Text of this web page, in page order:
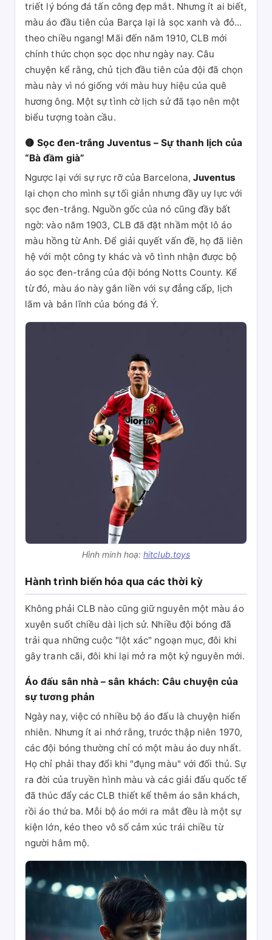
triết lý bóng đá tấn công đẹp mắt. Nhưng ít ai biết,
màu áo đầu tiên của Barça lại là sọc xanh và đỏ...
theo chiều ngang! Mãi đến năm 1910, CLB mới
chính thức chọn sọc dọc như ngày nay. Câu
chuyện kể rằng, chủ tịch đầu tiên của đội đã chọn
màu này vì nó giống với màu huy hiệu của quê
hương ông. Một sự tình cờ lịch sử đã tạo nên một
biểu tượng toàn cầu.
🟡 Sọc đen-trắng Juventus – Sự thanh lịch của
“Bà đầm già”
Ngược lại với sự rực rỡ của Barcelona,Juventus
lại chọn cho mình sự tối giản nhưng đầy uy lực với
sọc đen-trắng. Nguồn gốc của nó cũng đầy bất
ngờ: vào năm 1903, CLB đã đặt nhầm một lô áo
màu hồng từ Anh. Để giải quyết vấn đề, họ đã liên
hệ với một công ty khác và vô tình nhận được bộ
áo sọc đen-trắng của đội bóng Notts County. Kể
từ đó, màu áo này gắn liền với sự đẳng cấp, lịch
lãm và bản lĩnh của bóng đá Ý.
Hình minh hoạ:hitclub.toys
Hành trình biến hóa qua các thời kỳ
Không phải CLB nào cũng giữ nguyên một màu áo
xuyên suốt chiều dài lịch sử. Nhiều đội bóng đã
trải qua những cuộc "lột xác" ngoạn mục, đôi khi
gây tranh cãi, đôi khi lại mở ra một kỷ nguyên mới.
Áo đấu sân nhà – sân khách: Câu chuyện của
sự tương phản
Ngày nay, việc có nhiều bộ áo đấu là chuyện hiển
nhiên. Nhưng ít ai nhớ rằng, trước thập niên 1970,
các đội bóng thường chỉ có một màu áo duy nhất.
Họ chỉ phải thay đổi khi "đụng màu" với đối thủ. Sự
ra đời của truyền hình màu và các giải đấu quốc tế
đã thúc đẩy các CLB thiết kế thêm áo sân khách,
rồi áo thứ ba. Mỗi bộ áo mới ra mắt đều là một sự
kiện lớn, kéo theo vô số cảm xúc trái chiều từ
người hâm mộ.